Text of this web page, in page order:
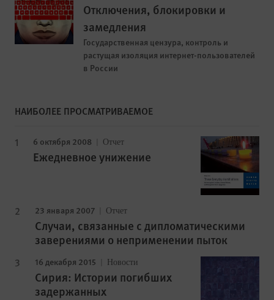
Отключения, блокировки и
замедления
Государственная цензура, контроль и
растущая изоляция интернет-пользователей
в России
НАИБОЛЕЕ ПРОСМАТРИВАЕМОЕ
6 октября 2008 Отчет
Ежедневное унижение
23 января 2007 Отчет
Случаи, связанные с дипломатическими
заверениями о неприменении пыток
16 декабря 2015 Новости
Сирия: Истории погибших
задержанных